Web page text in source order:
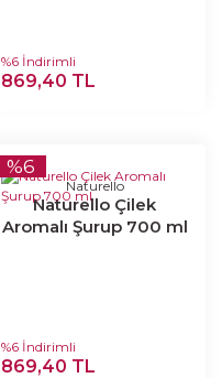
%6 İndirimli
869,40 TL
%6
Naturello
Naturello Çilek
Aromalı Şurup 700 ml
%6 İndirimli
869,40 TL